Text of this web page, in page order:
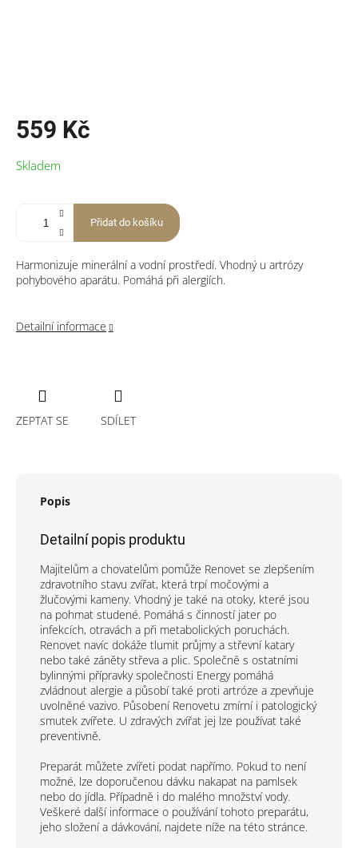
559 Kč
cena:
Skladem
Přidat do košíku
Harmonizuje minerální a vodní prostředí. Vhodný u artrózy
pohybového aparátu. Pomáhá při alergiích.
Detailní informace
ZEPTAT SE SDÍLET
Popis
Detailní popis produktu
Majitelům a chovatelům pomůže Renovet se zlepšením
zdravotního stavu zvířat, která trpí močovými a
žlučovými kameny. Vhodný je také na otoky, které jsou
na pohmat studené. Pomáhá s činností jater po
infekcích, otravách a při metabolických poruchách.
Renovet navíc dokáže tlumit průjmy a střevní katary
nebo také záněty střeva a plic. Společně s ostatními
bylinnými přípravky společnosti Energy pomáhá
zvládnout alergie a působí také proti artróze a zpevňuje
uvolněné vazivo. Působení Renovetu zmírní i patologický
smutek zvířete. U zdravých zvířat jej lze používat také
preventivně.
Preparát můžete zvířeti podat napřímo. Pokud to není
možné, lze doporučenou dávku nakapat na pamlsek
nebo do jídla. Případně i do malého množství vody.
Veškeré další informace o používání tohoto preparátu,
jeho složení a dávkování, najdete níže na této stránce.